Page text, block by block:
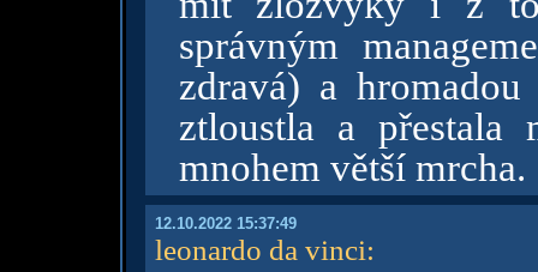
správným
zdravá) a
ztloustla a
mnohem větší mrcha.
12.10.2022 15:37:49
leonardo da vinci: